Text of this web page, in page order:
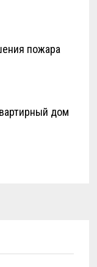
пожара
дом